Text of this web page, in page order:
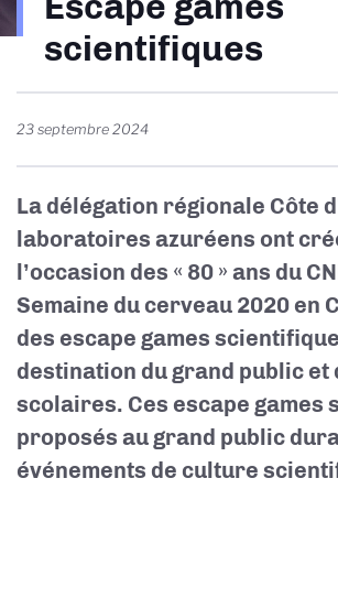
scientifiques
23 septembre 2024
La délégation régionale Côte
laboratoires azuréens ont
l’occasion des « 80 » ans du
Semaine du cerveau 2020 en
des escape games
destination du grand public et
scolaires. Ces escape games
proposés au grand public
événements de culture